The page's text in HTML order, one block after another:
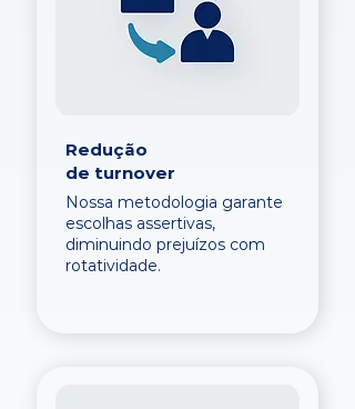
Redução
de turnover
Nossa metodologia garante
escolhas assertivas,
diminuindo prejuízos com
rotatividade.